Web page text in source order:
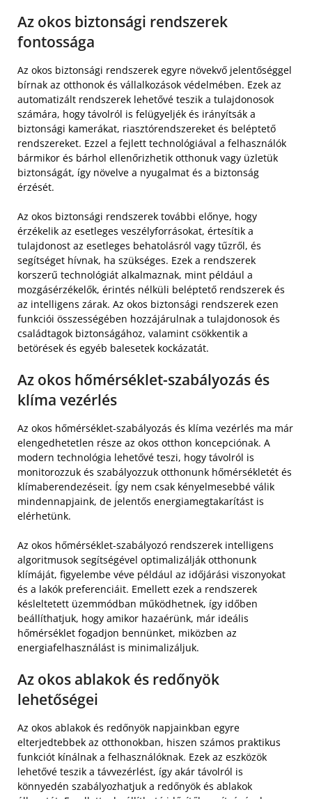
Az okos biztonsági rendszerek
fontossága
Az okos biztonsági rendszerek egyre növekvő jelentőséggel
bírnak az otthonok és vállalkozások védelmében. Ezek az
automatizált rendszerek lehetővé teszik a tulajdonosok
számára, hogy távolról is felügyeljék és irányítsák a
biztonsági kamerákat, riasztórendszereket és beléptető
rendszereket. Ezzel a fejlett technológiával a felhasználók
bármikor és bárhol ellenőrizhetik otthonuk vagy üzletük
biztonságát, így növelve a nyugalmat és a biztonság
érzését.
Az okos biztonsági rendszerek további előnye, hogy
érzékelik az esetleges veszélyforrásokat, értesítik a
tulajdonost az esetleges behatolásról vagy tűzről, és
segítséget hívnak, ha szükséges. Ezek a rendszerek
korszerű technológiát alkalmaznak, mint például a
mozgásérzékelők, érintés nélküli beléptető rendszerek és
az intelligens zárak. Az okos biztonsági rendszerek ezen
funkciói összességében hozzájárulnak a tulajdonosok és
családtagok biztonságához, valamint csökkentik a
betörések és egyéb balesetek kockázatát.
Az okos hőmérséklet-szabályozás és
klíma vezérlés
Az okos hőmérséklet-szabályozás és klíma vezérlés ma már
elengedhetetlen része az okos otthon koncepciónak. A
modern technológia lehetővé teszi, hogy távolról is
monitorozzuk és szabályozzuk otthonunk hőmérsékletét és
klímaberendezéseit. Így nem csak kényelmesebbé válik
mindennapjaink, de jelentős energiamegtakarítást is
elérhetünk.
Az okos hőmérséklet-szabályozó rendszerek intelligens
algoritmusok segítségével optimalizálják otthonunk
klímáját, figyelembe véve például az időjárási viszonyokat
és a lakók preferenciáit. Emellett ezek a rendszerek
késleltetett üzemmódban működhetnek, így időben
beállíthatjuk, hogy amikor hazaérünk, már ideális
hőmérséklet fogadjon bennünket, miközben az
energiafelhasználást is minimalizáljuk.
Az okos ablakok és redőnyök
lehetőségei
Az okos ablakok és redőnyök napjainkban egyre
elterjedtebbek az otthonokban, hiszen számos praktikus
funkciót kínálnak a felhasználóknak. Ezek az eszközök
lehetővé teszik a távvezérlést, így akár távolról is
könnyedén szabályozhatjuk a redőnyök és ablakok